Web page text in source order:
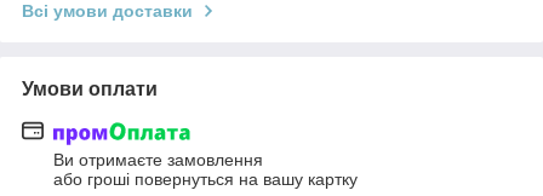
Всі умови доставки
Умови оплати
Ви отримаєте замовлення
або гроші повернуться на вашу картку